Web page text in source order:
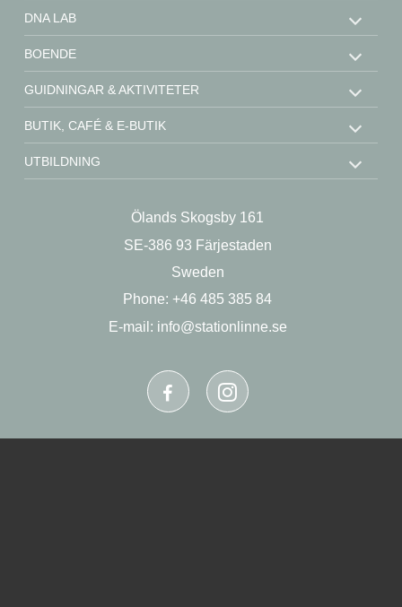
Ölands Skogsby 161
SE-386 93 Färjestaden
Sweden
Phone: +46 485 385 84
E-mail: info@stationlinne.se
DNA LAB
BOENDE
GUIDNINGAR & AKTIVITETER
BUTIK, CAFÉ & E-BUTIK
UTBILDNING